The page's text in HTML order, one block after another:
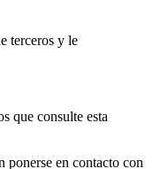
terceros y le
que consulte esta
ponerse en contacto con